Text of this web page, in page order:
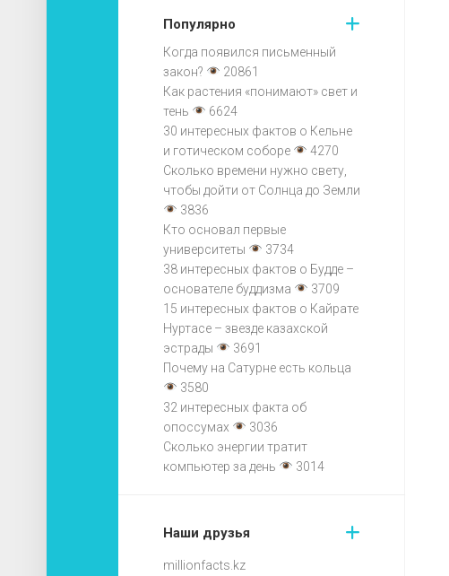
Популярно
Когда появился письменный
закон?
20861
Как растения «понимают» свет и
тень
6624
30 интересных фактов о Кельне
и готическом соборе
4270
Сколько времени нужно свету,
чтобы дойти от Солнца до Земли
3836
Кто основал первые
университеты
3734
38 интересных фактов о Будде –
основателе буддизма
3709
15 интересных фактов о Кайрате
Нуртасе – звезде казахской
эстрады
3691
Почему на Сатурне есть кольца
3580
32 интересных факта об
опоссумах
3036
Сколько энергии тратит
компьютер за день
3014
Наши друзья
millionfacts.kz